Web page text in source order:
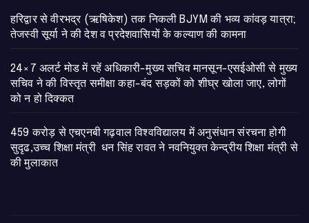
​हरिद्वार से वीरभद्र (ऋषिकेश) तक निकली BJYM की भव्य कांवड़ यात्रा;
तेजस्वी सूर्या ने की देश व प्रदेशवासियों के कल्याण की कामना
24×7 अलर्ट मोड में रहें अधिकारी-मुख्य सचिव मानसून-एसईओसी से मुख्य
सचिव ने की विस्तृत समीक्षा कहा-बंद सड़कों को शीघ्र खोला जाए, लोगों
को न हो दिक्कत
459 करोड़ से एचएनबी गढ़वाल विश्वविद्यालय में अनुसंधान संरचना होगी
सुदृढ,उच्च शिक्षा मंत्री धन सिंह रावत ने नवनियुक्त केन्द्रीय शिक्षा मंत्री से
की मुलाकात